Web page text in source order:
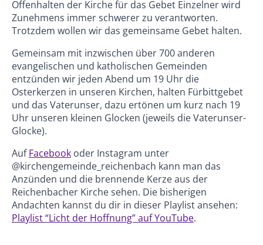
Offenhalten der Kirche für das Gebet Einzelner wird
Zunehmens immer schwerer zu verantworten.
Trotzdem wollen wir das gemeinsame Gebet halten.
Gemeinsam mit inzwischen über 700 anderen
evangelischen und katholischen Gemeinden
entzünden wir jeden Abend um 19 Uhr die
Osterkerzen in unseren Kirchen, halten Fürbittgebet
und das Vaterunser, dazu ertönen um kurz nach 19
Uhr unseren kleinen Glocken (jeweils die Vaterunser-
Glocke).
AufFacebook oder Instagram unter
@kirchengemeinde_reichenbach kann man das
Anzünden und die brennende Kerze aus der
Reichenbacher Kirche sehen. Die bisherigen
Andachten kannst du dir in dieser Playlist ansehen:
Playlist “Licht der Hoffnung” auf YouTube.